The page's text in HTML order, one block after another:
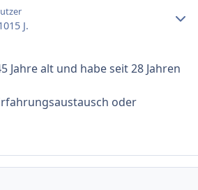
15 J.
Jahre alt und habe seit 28 Jahren
oder